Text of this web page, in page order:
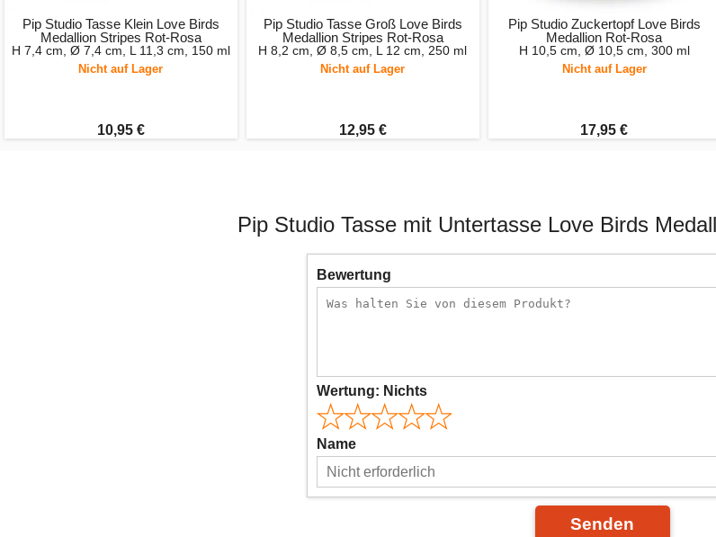
Pip Studio Tasse Klein Love Birds
Medallion Stripes Rot-Rosa
H 7,4 cm, Ø 7,4 cm, L 11,3 cm, 150 ml
Nicht auf Lager
10,95 €
Pip Studio Tasse Groß Love Birds
Medallion Stripes Rot-Rosa
H 8,2 cm, Ø 8,5 cm, L 12 cm, 250 ml
Nicht auf Lager
12,95 €
Pip Studio Zuckertopf Love Birds
Medallion Rot-Rosa
H 10,5 cm, Ø 10,5 cm, 300 ml
Nicht auf Lager
17,95 €
Pip Studio Tasse mit Untertasse Love Birds
Bewertung
Wertung: Nichts
Name
Senden